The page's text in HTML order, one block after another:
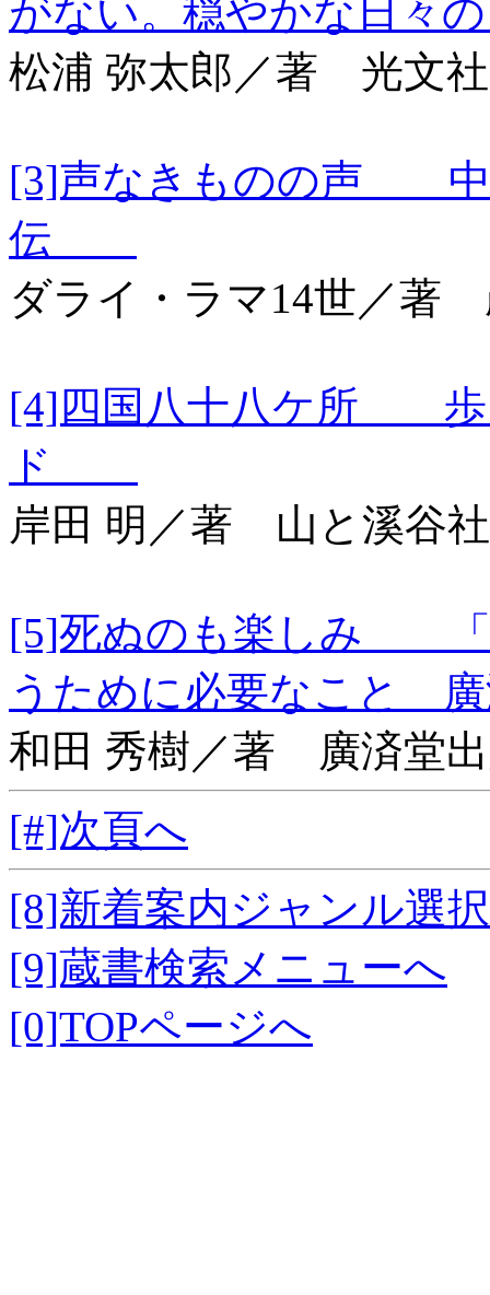
がない。穏やかな日
松浦 弥太郎／著 光文社
[3]声なきものの声 中
伝
ダライ・ラマ14世／著
[4]四国八十八ケ所 歩
ド
岸田 明／著 山と溪谷社
[5]死ぬのも楽しみ 「
うために必要なこと
和田 秀樹／著 廣済堂
[#]次頁へ
[8]新着案内ジャンル選
[9]蔵書検索メニューへ
[0]TOPページへ